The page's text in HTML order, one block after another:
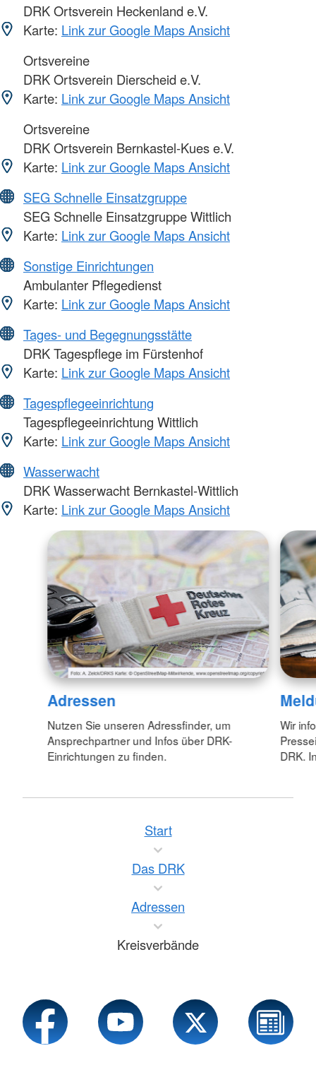
DRK Ortsverein Heckenland e.V.
Karte: Link zur Google Maps Ansicht
Ortsvereine
DRK Ortsverein Dierscheid e.V.
Karte: Link zur Google Maps Ansicht
Ortsvereine
DRK Ortsverein Bernkastel-Kues e.V.
Karte: Link zur Google Maps Ansicht
SEG Schnelle Einsatzgruppe
SEG Schnelle Einsatzgruppe Wittlich
Karte: Link zur Google Maps Ansicht
Sonstige Einrichtungen
Ambulanter Pflegedienst
Karte: Link zur Google Maps Ansicht
Tages- und Begegnungsstätte
DRK Tagespflege im Fürstenhof
Karte: Link zur Google Maps Ansicht
Tagespflegeeinrichtung
Tagespflegeeinrichtung Wittlich
Karte: Link zur Google Maps Ansicht
Wasserwacht
DRK Wasserwacht Bernkastel-Wittlich
Karte: Link zur Google Maps Ansicht
Adressen
Nutzen Sie unseren Adressfinder, um
Ansprechpartner und Infos über DRK-
Einrichtungen zu finden.
Wir
DRK.
Start
Das DRK
Adressen
Kreisverbände